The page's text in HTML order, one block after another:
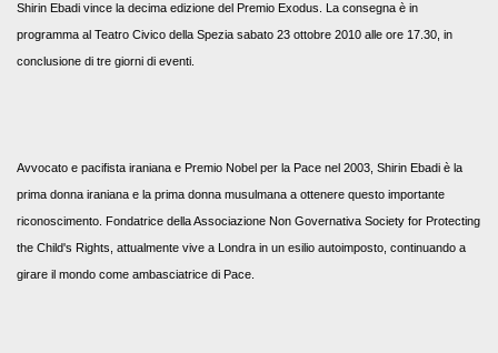
Shirin Ebadi vince la decima edizione del Premio Exodus . La consegna è in
programma al Teatro Civico della Spezia sabato 23 ottobre 2010 alle ore 17.30, in
conclusione di tre giorni di eventi.
Avvocato e pacifista iraniana e Premio Nobel per la Pace nel 2003, Shirin Ebadi è la
prima donna iraniana e la prima donna musulmana a ottenere questo importante
riconoscimento. Fondatrice della Associazione Non Governativa Society for Protecting
the Child's Rights, attualmente vive a Londra in un esilio autoimposto, continuando a
girare il mondo come ambasciatrice di Pace.